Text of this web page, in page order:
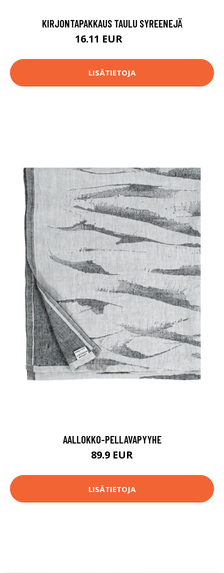
KIRJONTAPAKKAUS TAULU SYREENEJÄ
16.11 EUR
LISÄTIETOJA
AALLOKKO-PELLAVAPYYHE
89.9 EUR
LISÄTIETOJA